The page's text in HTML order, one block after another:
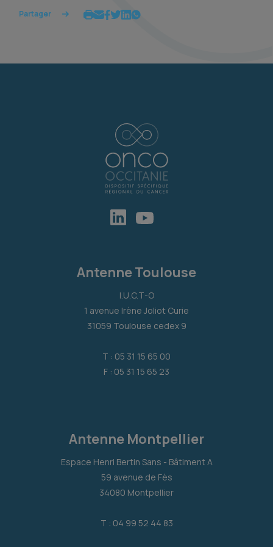
Partager
Antenne Toulouse
I.U.C.T-O
1 avenue Irène Joliot Curie
31059 Toulouse cedex 9
T : 05 31 15 65 00
F : 05 31 15 65 23
Antenne Montpellier
Espace Henri Bertin Sans - Bâtiment A
59 avenue de Fès
34080 Montpellier
T : 04 99 52 44 83